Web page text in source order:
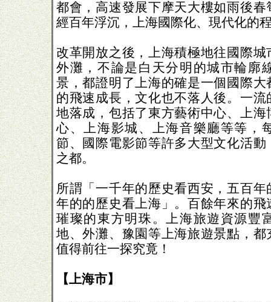
都會，高速發展下摩天大樓如雨後
經百年浮沉，上海國際化、現代化的
改革開放之後，上海積極地往國際
外灘，不論是白天分明的城市輪廓
景，都證明了上海的確是一個國際
的飛速成長，文化也不落人後。一
地落成，包括了東方藝術中心、上
心、上海影城、上海音樂廳等等，
節、國際電影節等許多大型文化活
之都。
所謂「一千年的歷史看西安，五百
年的的歷史看上海」。百餘年來的
璀璨的東方明珠。上海旅遊資源豐
地、外灘、豫園等上海旅遊景點，
值得前往一探究竟！
【上海市】